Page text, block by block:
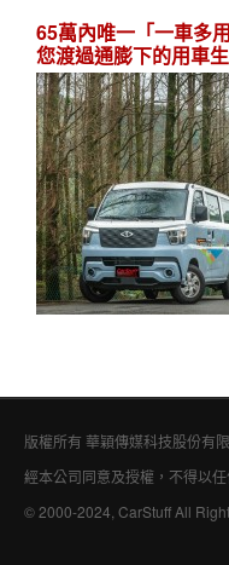
65萬內唯一「一車多
您渡過通膨下的用車
版權所有 華穎傳媒科技股份有
經本公司同意及授權，不得以
© 2000-2024, CarStuff All